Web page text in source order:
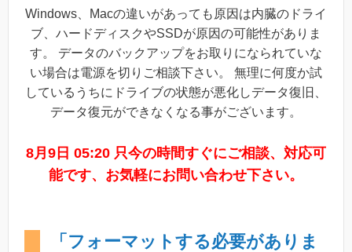
Windows、Macの違いがあっても原因は内臓のドライ
ブ、ハードディスクやSSDが原因の可能性がありま
す。 データのバックアップをお取りになられていな
い場合は電源を切りご相談下さい。 無理に何度か試
しているうちにドライブの状態が悪化しデータ復旧、
データ復元ができなくなる事がございます。
8月9日 05:20 只今の時間すぐにご相談、対応可
能です、お気軽にお問い合わせ下さい。
「フォーマットする必要がありま